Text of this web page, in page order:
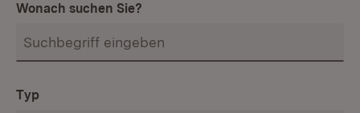
Wonach suchen Sie?
Typ